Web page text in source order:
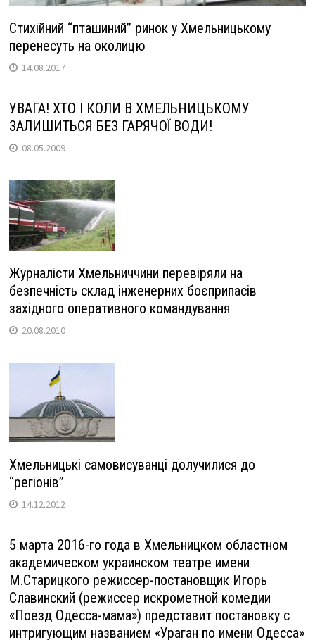
Стихійний “пташиний” ринок у Хмельницькому
перенесуть на околицю
14.08.2017
УВАГА! ХТО І КОЛИ В ХМЕЛЬНИЦЬКОМУ
ЗАЛИШИТЬСЯ БЕЗ ГАРЯЧОЇ ВОДИ!
08.05.2009
Журналісти Хмельниччини перевіряли на
безпечність склад інженерних боєприпасів
західного оперативного командування
20.08.2010
Хмельницькі самовисуванці долучилися до
“регіонів”
14.12.2012
5 марта 2016-го года в Хмельницком областном
академическом украинском театре имени
М.Старицкого режиссер-постановщик Игорь
Славинский (режиссер искрометной комедии
«Поезд Одесса-мама») представит постановку с
интригующим названием «Ураган по имени Одесса»